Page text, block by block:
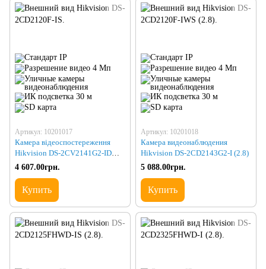
Артикул: 10201017
Камера відеоспостереження
Hikvision DS-2CV2141G2-IDW
(2.8)
4 607.00грн.
Купить
Артикул: 10201018
Камера видеонаблюдения
Hikvision DS-2CD2143G2-I (2.8)
5 088.00грн.
Купить